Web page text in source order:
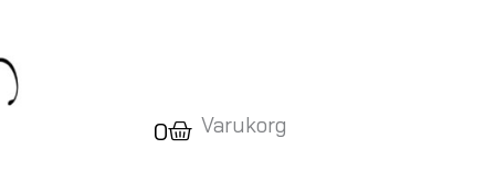
0
Varukorg
Varukorg